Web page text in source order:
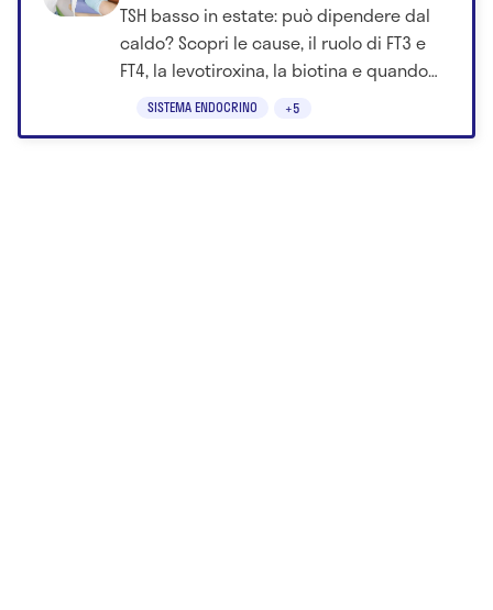
SISTEMA ENDOCRINO +5
TSH basso in estate: può dipendere dal
caldo? Scopri le cause, il ruolo di FT3 e
FT4, la levotiroxina, la biotina e quando
consultare il medico.